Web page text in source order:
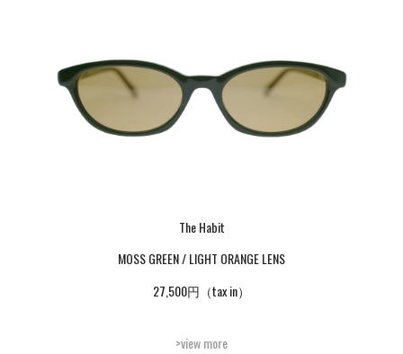
The Habit
MOSS GREEN / LIGHT ORANGE LENS
27,500円（tax in）
>view more